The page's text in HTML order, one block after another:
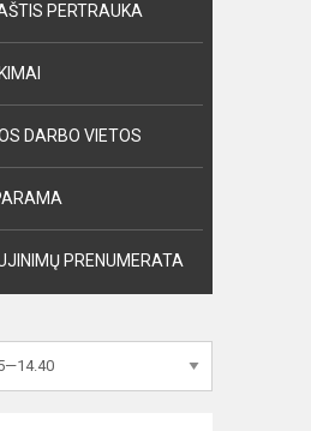
PERTRAUKA
DARBO VIETOS
PRENUMERATA